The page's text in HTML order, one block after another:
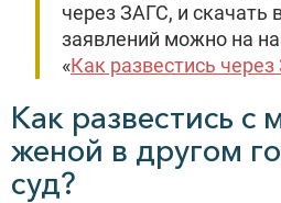
через ЗАГС, и скачать
заявлений можно на
«Как развестись
Как развестись с
женой в другом
суд?